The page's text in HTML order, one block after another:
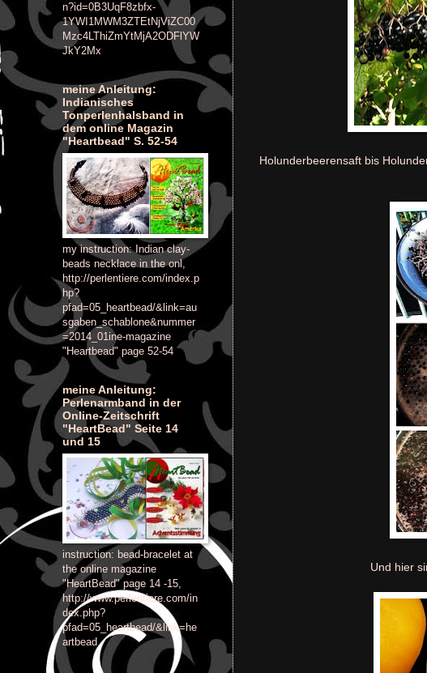
Holunderbeerensaft bis
Und hier
n?id=0B3UqF8zbfx-
1YWI1MWM3ZTEtNjViZC00
Mzc4LThiZmYtMjA2ODFlYW
JkY2Mx
meine Anleitung:
Indianisches
Tonperlenhalsband in
dem online Magazin
"Heartbead" S. 52-54
my instruction: Indian clay-
beads necklace in the onl,
http://perlentiere.com/index.p
hp?
pfad=05_heartbead/&link=au
sgaben_schablone&nummer
=2014_01ine-magazine
"Heartbead" page 52-54
meine Anleitung:
Perlenarmband in der
Online-Zeitschrift
"HeartBead" Seite 14
und 15
instruction: bead-bracelet at
the online magazine
"HeartBead" page 14 -15,
http://www.perlentiere.com/in
dex.php?
pfad=05_heartbead/&link=he
artbead